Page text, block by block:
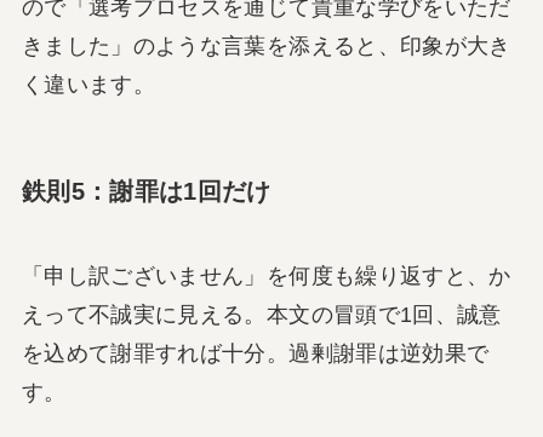
ので「選考プロセスを通じて貴重な学びをいただ
きました」のような言葉を添えると、印象が大き
く違います。
鉄則5：謝罪は1回だけ
「申し訳ございません」を何度も繰り返すと、か
えって不誠実に見える。本文の冒頭で1回、誠意
を込めて謝罪すれば十分。過剰謝罪は逆効果で
す。